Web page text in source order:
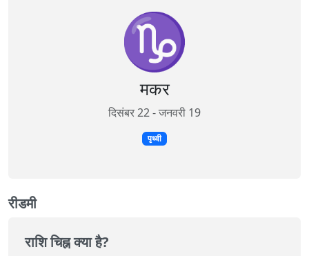
♑
मकर
दिसंबर 22 - जनवरी 19
पृथ्वी
रीडमी
राशि चिह्न क्या है?